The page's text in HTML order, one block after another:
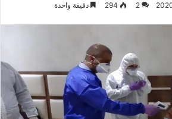
2
294 دقيقة واحدة